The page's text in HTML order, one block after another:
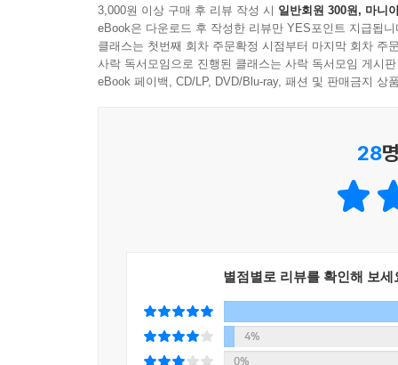
- 오민수 (대신대 구약학 교수)
복음의 본질을 전수하는 사역의 현장에서, 성경을
- 이수인 (아신대 교육학 교수)
저자는 인문학과 고전과 역사와 신학의 전문
- 임남규 (싱가포르 한인선교교회 담임목사)
저자의 문학, 역사, 예술, 철학을 넘나드는 통찰이
- 전태균 (대성교회 담임목사)
3,000원 이상 구매 후 리뷰 작성 시 일반회원 300원, 마니
eBook은 다운로드 후 작성한 리뷰만 YES포인트 지급됩니
클래스는 첫번째 회차 주문확정 시점부터 마지막 회차 주
사락 독서모임으로 진행된 클래스는 사락 독서모임 게시
eBook 페이백, CD/LP, DVD/Blu-ray, 패션 및 판매금지 상
28
별점별로 리뷰를 확인해 보세
4%
0%